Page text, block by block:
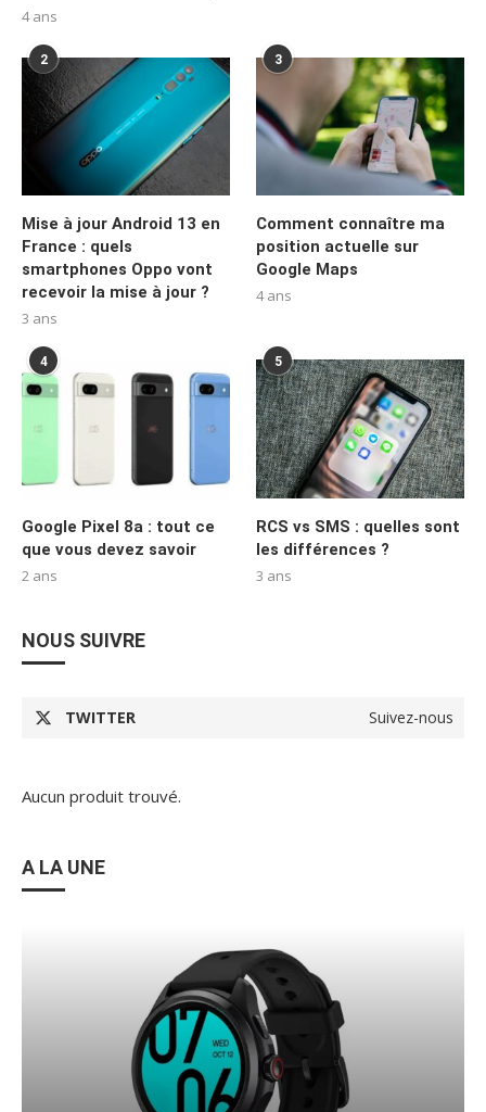
4 ans
2
Mise à jour Android 13 en
France : quels
smartphones Oppo vont
recevoir la mise à jour ?
3 ans
3
Comment connaître ma
position actuelle sur
Google Maps
4 ans
4
Google Pixel 8a : tout ce
que vous devez savoir
2 ans
5
RCS vs SMS : quelles sont
les différences ?
3 ans
NOUS SUIVRE
TWITTER Suivez-nous
Aucun produit trouvé.
A LA UNE